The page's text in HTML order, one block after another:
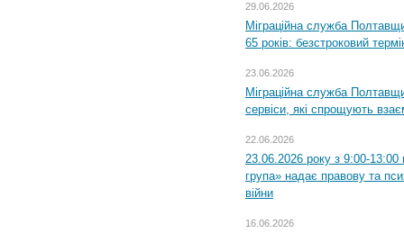
29.06.2026
Міграційна служба
65 років: безстроковий
23.06.2026
Міграційна служба
сервіси, які спрощують
22.06.2026
23.06.2026 року з 9:00-13:00
група» надає правову та
війни
16.06.2026